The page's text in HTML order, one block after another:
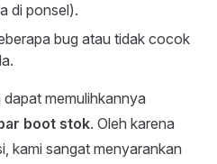
di ponsel).
bug atau tidak cocok
memulihkannya
boot stok. Oleh karena
kami sangat menyarankan